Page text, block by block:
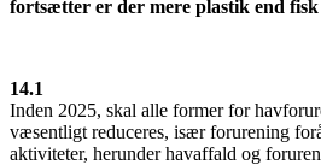
fortsætter er der mere plastik end fisk
14.1
Inden 2025, skal alle former for
væsentligt reduceres, især forurening
aktiviteter, herunder havaffald og